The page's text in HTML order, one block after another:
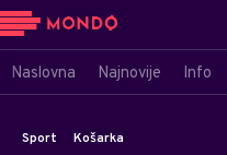
Naslovna Najnovije Info
Sport Košarka